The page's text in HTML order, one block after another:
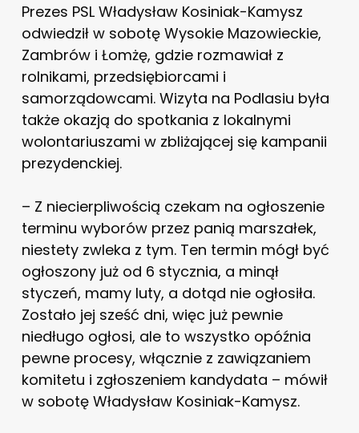
Prezes PSL Władysław Kosiniak-Kamysz
odwiedził w sobotę Wysokie Mazowieckie,
Zambrów i Łomżę, gdzie rozmawiał z
rolnikami, przedsiębiorcami i
samorządowcami. Wizyta na Podlasiu była
także okazją do spotkania z lokalnymi
wolontariuszami w zbliżającej się kampanii
prezydenckiej.
– Z niecierpliwością czekam na ogłoszenie
terminu wyborów przez panią marszałek,
niestety zwleka z tym. Ten termin mógł być
ogłoszony już od 6 stycznia, a minął
styczeń, mamy luty, a dotąd nie ogłosiła.
Zostało jej sześć dni, więc już pewnie
niedługo ogłosi, ale to wszystko opóźnia
pewne procesy, włącznie z zawiązaniem
komitetu i zgłoszeniem kandydata – mówił
w sobotę Władysław Kosiniak-Kamysz.